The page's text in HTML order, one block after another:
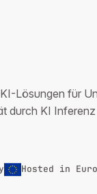
Lösungen für
durch KI
Hosted in